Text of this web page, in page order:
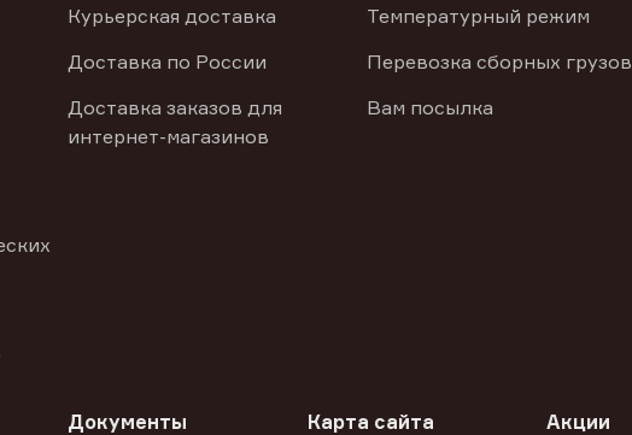
Курьерская доставка
Доставка по России
Доставка заказов для
интернет-магазинов
Температурный режим
Перевозка сборных грузов
Вам посылка
Документы Карта сайта Акции